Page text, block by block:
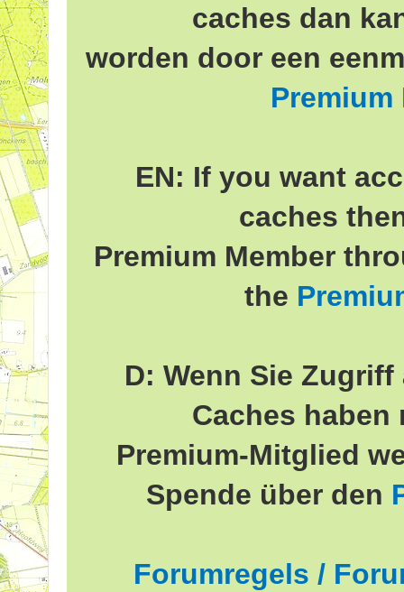
caches dan
worden door een
Premium
EN: If you want
caches
Premium Member
the
D: Wenn Sie
Caches haben
Premium-Mitglied
Spende über den
Forumregels /